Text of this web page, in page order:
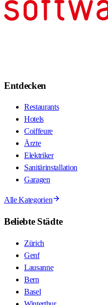
Entdecken
Restaurants
Hotels
Coiffeure
Ärzte
Elektriker
Sanitärinstallation
Garagen
Alle Kategorien
Beliebte Städte
Zürich
Genf
Lausanne
Bern
Basel